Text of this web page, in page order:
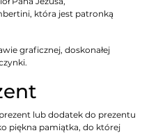
która jest patronką
graficznej, doskonałej
lub dodatek do prezentu
piękna pamiątka, do której